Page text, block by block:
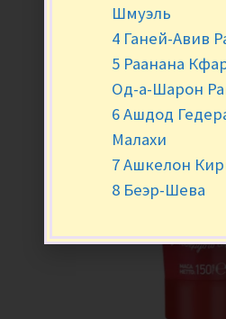
Шмуэль
4 Ганей-Авив
5 Раанана
Од-а-Шарон
6 Ашдод
Малахи
7 Ашкелон
8 Беэр-Шева